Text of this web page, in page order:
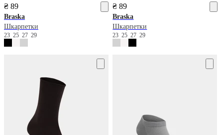
₴ 89
Braska
Шкарпетки
23 25 27 29
₴ 89
Braska
Шкарпетки
23252729